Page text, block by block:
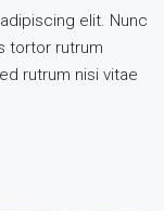
elit. Nunc
tortor rutrum
rutrum nisi vitae